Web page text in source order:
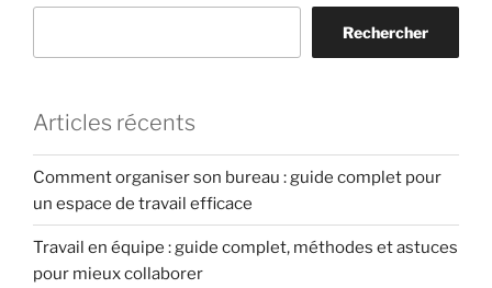
Rechercher
Articles récents
Comment organiser son bureau : guide complet pour
un espace de travail efficace
Travail en équipe : guide complet, méthodes et astuces
pour mieux collaborer